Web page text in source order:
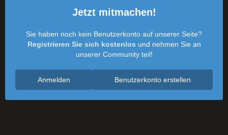
Jetzt mitmachen!
Sie haben noch kein Benutzerkonto auf unserer Seite?
Registrieren Sie sich kostenlos und nehmen Sie an
unserer Community teil!
Benutzerkonto erstellen
Anmelden